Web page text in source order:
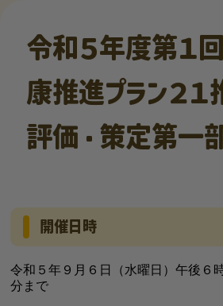
令和５年度第１
康推進プラン２
評価・策定第一
開催日時
令和５年９月６日（水曜日）午後６
分まで